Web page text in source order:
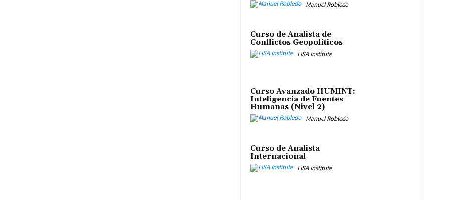
Manuel Robledo
Curso de Analista de
Conflictos Geopolíticos
LISA Institute
Curso Avanzado HUMINT:
Inteligencia de Fuentes
Humanas (Nivel 2)
Manuel Robledo
Curso de Analista
Internacional
LISA Institute